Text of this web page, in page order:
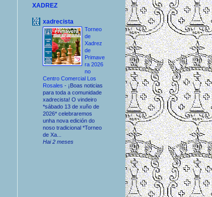
XADREZ
xadrecista
Torneo
de
Xadrez
de
Primave
ra 2026
no
Centro Comercial Los
Rosales - ¡Boas noticias
para toda a comunidade
xadrecista! O vindeiro
*sábado 13 de xuño de
2026* celebraremos
unha nova edición do
noso tradicional *Torneo
de Xa...
Hai 2 meses